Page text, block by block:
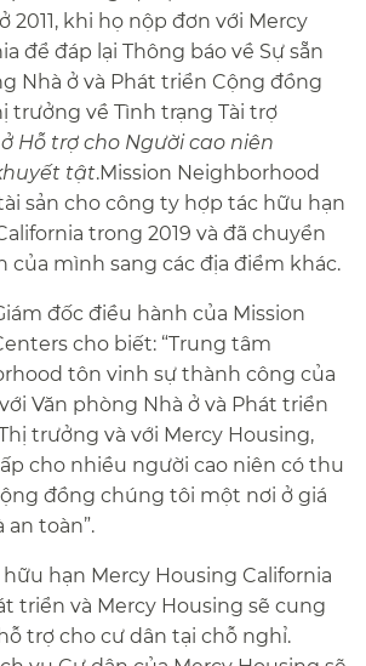
2011, khi họ nộp đơn với Mercy
để đáp lại Thông báo về Sự sẵn
Nhà ở và Phát triển Cộng đồng
trưởng về Tình trạng Tài trợ
ở Hỗ trợ cho Người cao niên
tật.Mission Neighborhood
sản cho công ty hợp tác hữu hạn
trong 2019 và đã chuyển
của mình sang các địa điểm khác.​​
đốc điều hành của Mission
cho biết: “Trung tâm
tôn vinh sự thành công của
Văn phòng Nhà ở và Phát triển
trưởng và với Mercy Housing,
cho nhiều người cao niên có thu
đồng chúng tôi một nơi ở giá
an toàn”.​​
hạn Mercy Housing California
triển và Mercy Housing sẽ cung
trợ cho cư dân tại chỗ nghỉ.